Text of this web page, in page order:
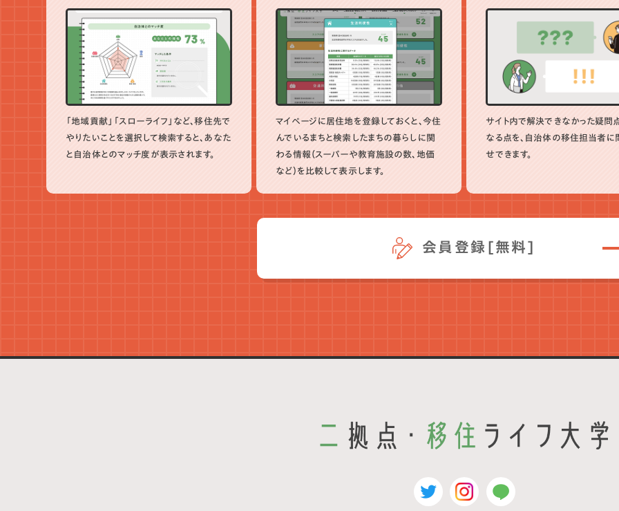
「地域貢献」「スローライフ」など、移住先で
やりたいことを選択して検索すると、あなた
と自治体とのマッチ度が表示されます。
マイページに居住地を登録しておくと、今住
んでいるまちと検索したまちの暮らしに関
わる情報（スーパーや教育施設の数、地価
など）を比較して表示します。
サイト内で解決できなかった疑問
なる点を、自治体の移住担当者に
せできます。
会員登録[無料]